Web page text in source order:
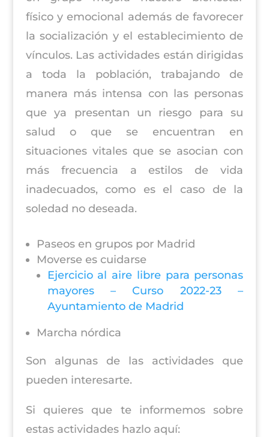
físico y emocional además de favorecer
la socialización y el establecimiento de
vínculos. Las actividades están dirigidas
a toda la población, trabajando de
manera más intensa con las personas
que ya presentan un riesgo para su
salud o que se encuentran en
situaciones vitales que se asocian con
más frecuencia a estilos de vida
inadecuados, como es el caso de la
soledad no deseada.
Paseos en grupos por Madrid
Moverse es cuidarse
Ejercicio al aire libre para personas
mayores – Curso 2022-23 –
Ayuntamiento de Madrid
Marcha nórdica
Son algunas de las actividades que
pueden interesarte.
Si quieres que te informemos sobre
estas actividades hazlo aquí: